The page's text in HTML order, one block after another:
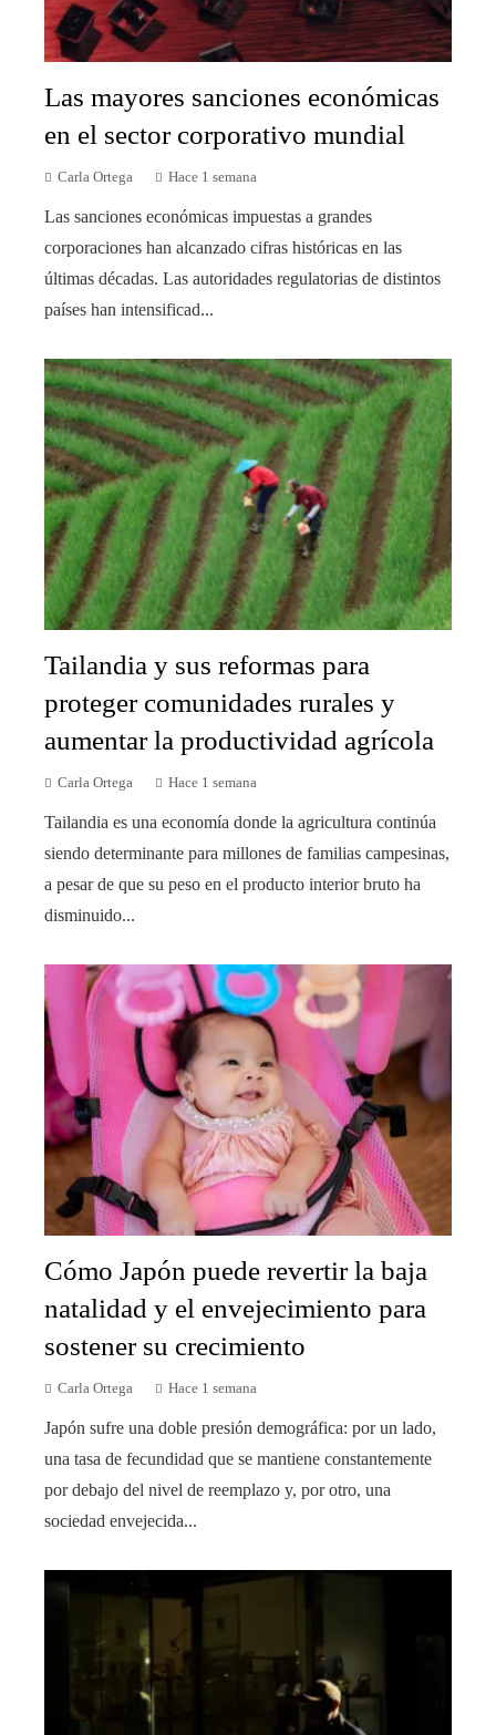
Las mayores sanciones económicas
en el sector corporativo mundial
Carla Ortega Hace 1 semana
Las sanciones económicas impuestas a grandes
corporaciones han alcanzado cifras históricas en las
últimas décadas. Las autoridades regulatorias de distintos
países han intensificad...
Tailandia y sus reformas para
proteger comunidades rurales y
aumentar la productividad agrícola
Carla Ortega Hace 1 semana
Tailandia es una economía donde la agricultura continúa
siendo determinante para millones de familias campesinas,
a pesar de que su peso en el producto interior bruto ha
disminuido...
Cómo Japón puede revertir la baja
natalidad y el envejecimiento para
sostener su crecimiento
Carla Ortega Hace 1 semana
Japón sufre una doble presión demográfica: por un lado,
una tasa de fecundidad que se mantiene constantemente
por debajo del nivel de reemplazo y, por otro, una
sociedad envejecida...